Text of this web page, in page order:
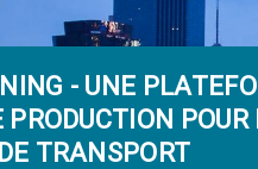
- UNE
PRODUCTION
TRANSPORT